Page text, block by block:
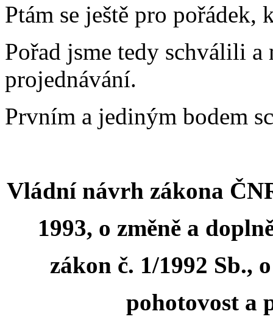
Ptám se ještě pro pořádek,
Pořad jsme tedy schválili
projednávání.
Prvním a jediným bodem
Vládní návrh zákona
1993, o změně a
zákon č. 1/1992 Sb.,
pohotovost a